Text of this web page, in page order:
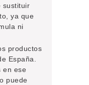
sustituir
ya que
ni
productos
España.
en ese
puede